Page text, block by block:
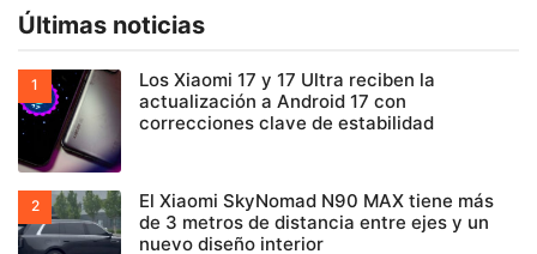
Últimas noticias
Los Xiaomi 17 y 17 Ultra reciben la
actualización a Android 17 con
correcciones clave de estabilidad
El Xiaomi SkyNomad N90 MAX tiene más
de 3 metros de distancia entre ejes y un
nuevo diseño interior